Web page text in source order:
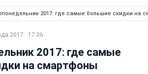
2017: где самые большие скидки на
2017 · 17:06
2017: где самые
на смартфоны